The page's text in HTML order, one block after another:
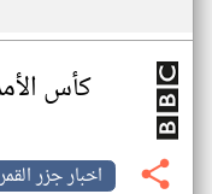
كأس
اخبار جزر القمر